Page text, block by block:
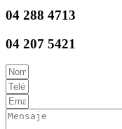
04 288 4713
04 207 5421